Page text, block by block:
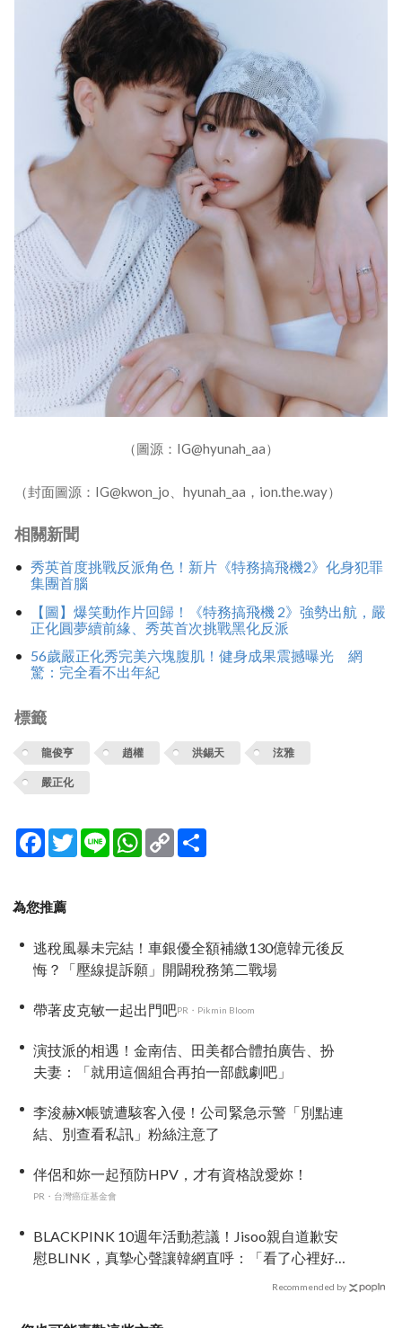
（圖源：IG@hyunah_aa）
（封面圖源：IG@kwon_jo、hyunah_aa，ion.the.way）
相關新聞
秀英首度挑戰反派角色！新片《特務搞飛機2》化身犯罪
集團首腦
【圖】爆笑動作片回歸！《特務搞飛機 2》強勢出航，嚴
正化圓夢續前緣、秀英首次挑戰黑化反派
56歲嚴正化秀完美六塊腹肌！健身成果震撼曝光 網
驚：完全看不出年紀
標籤
龍俊亨 趙權 洪錫天 泫雅
嚴正化
Facebook
TwitterLine WhatsApp
Copy
Link
為您推薦
逃稅風暴未完結！車銀優全額補繳130億韓元後反
悔？「壓線提訴願」開闢稅務第二戰場
帶著皮克敏一起出門吧PR・Pikmin Bloom
演技派的相遇！金南佶、田美都合體拍廣告、扮
夫妻：「就用這個組合再拍一部戲劇吧」
李浚赫X帳號遭駭客入侵！公司緊急示警「別點連
結、別查看私訊」粉絲注意了
伴侶和妳一起預防HPV，才有資格說愛妳！
PR・台灣癌症基金會
BLACKPINK 10週年活動惹議！Jisoo親自道歉安
慰BLINK，真摯心聲讓韓網直呼：「看了心裡好
Recommended by